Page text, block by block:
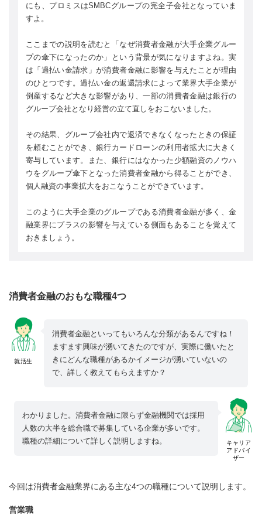
にも、プロミスはSMBCグループの完全子会社となっていま
すよ。
ここまでの説明を読むと「なぜ消費者金融が大手企業グルー
プの傘下になったのか」という背景が気になりますよね。実
は「過払い金請求」が消費者金融に影響を与えたことが理由
のひとつです。過払い金の返還請求によって業界大手企業が
倒産するなど大きな影響があり、一部の消費者金融は銀行の
グループ会社となり経営の立て直しをおこないました。
その結果、グループ会社内で返済できなくなったときの保証
を頼むことができ、銀行カードローンの利用者拡大に大きく
寄与しています。また、銀行にはなかった少額融資のノウハ
ウをグループ傘下となった消費者金融から得ることができ、
個人融資の事業拡大をおこなうことができています。
このように大手企業のグループである消費者金融が多く、金
融業界にプラスの影響を与えている側面もあることを覚えて
おきましょう。
消費者金融のおもな職種4つ
就活生
消費者金融といってもいろんな分類があるんですね！
ますます興味が湧いてきたのですが、実際に働いたと
きにどんな職種があるかイメージが湧いていないの
で、詳しく教えてもらえますか？
キャリア
アドバイ
ザー
わかりました。消費者金融に限らず金融機関では採用
人数の大半を総合職で募集している企業が多いです。
職種の詳細について詳しく説明しますね。
今回は消費者金融業界にある主な4つの職種について説明します。
営業職